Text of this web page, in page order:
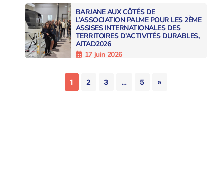
BARJANE AUX CÔTÉS DE
L’ASSOCIATION PALME POUR LES 2ÈME
ASSISES INTERNATIONALES DES
TERRITOIRES D’ACTIVITÉS DURABLES,
AITAD2026
17 juin 2026
1 2 3 … 5 »